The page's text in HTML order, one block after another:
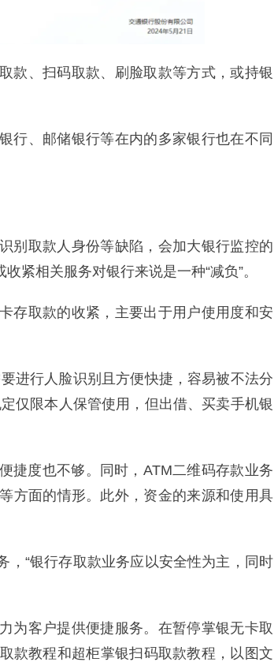
款、扫码取款、刷脸取款等方式，或持银
行、邮储银行等在内的多家银行也在不同
别取款人身份等缺陷，会加大银行监控的
紧相关服务对银行来说是一种“减负”。
存取款的收紧，主要出于用户使用度和安
进行人脸识别且方便快捷，容易被不法分
仅限本人保管使用，但出借、买卖手机银
捷度也不够。同时，ATM二维码存款业务
方面的情形。此外，资金的来源和使用具
“银行存取款业务应以安全性为主，同时
为客户提供便捷服务。在暂停掌银无卡取
款教程和超柜掌银扫码取款教程，以图文